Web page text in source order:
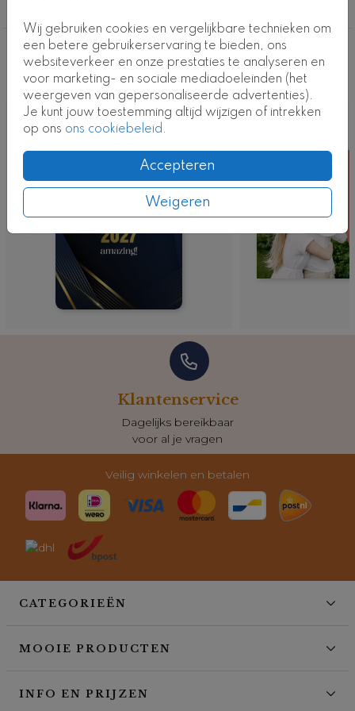
Wij gebruiken cookies en vergelijkbare technieken om
een betere gebruikerservaring te bieden, ons
websiteverkeer en onze prestaties te analyseren en
voor marketing- en sociale mediadoeleinden (het
weergeven van gepersonaliseerde advertenties).
Je kunt jouw toestemming altijd wijzigen of intrekken
op ons ons cookiebeleid.
Accepteren
Weigeren
Deze ontwerpen vind je misschien ook
leuk
Klantenservice
Dagelijks bereikbaar
voor al je vragen
Veilig winkelen en betalen
CATEGORIEËN
MOOIE PRODUCTEN
INFO EN PRIJZEN